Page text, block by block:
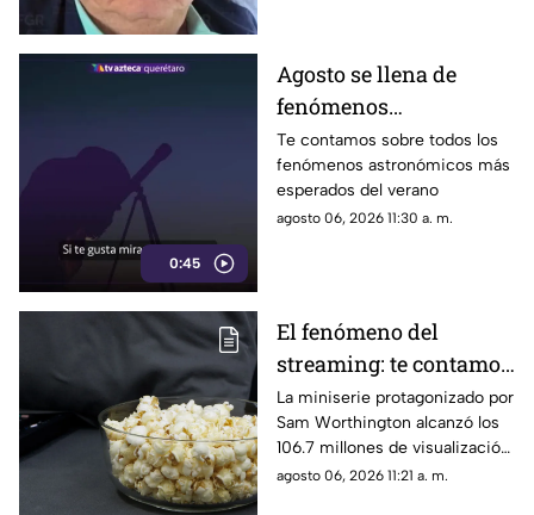
0:45
Agosto se llena de
fenómenos
astronómicos: las
fechas para verlos
gratis desde Querétaro
Te contamos sobre todos los
fenómenos astronómicos más
esperados del verano
agosto 06, 2026 11:30 a. m.
El fenómeno del
streaming: te contamos
de qué miniserie se
trata y por qué está
atrapando a millones
La miniserie protagonizado por
Sam Worthington alcanzó los
106.7 millones de visualización
en solo 46 días
agosto 06, 2026 11:21 a. m.